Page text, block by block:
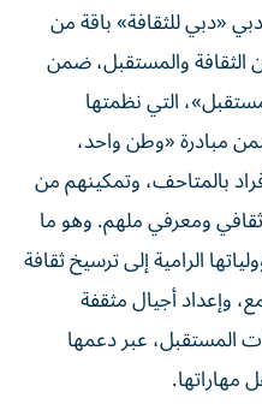
«دبي للثقافة» باقة من
الثقافة والمستقبل، ضمن
التي نظمتها
مبادرة «وطن واحد،
بالمتاحف، وتمكينهم من
ومعرفي ملهم. وهو ما
الرامية إلى ترسيخ ثقافة
وإعداد أجيال مثقفة
المستقبل، عبر دعمها
مهاراتها.